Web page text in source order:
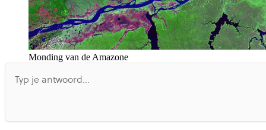
Monding van de Amazone